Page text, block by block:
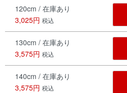
120cm / 在庫あり
3,025円 税込
130cm / 在庫あり
3,575円 税込
140cm / 在庫あり
3,575円 税込